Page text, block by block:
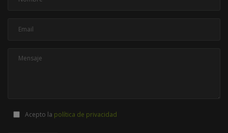
Acepto la política de privacidad